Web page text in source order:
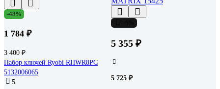
-48%
1 784 ₽
3 400 ₽
Набор ключей Ryobi RHWR8PC
5132006065
5
5 355 ₽
5 725 ₽